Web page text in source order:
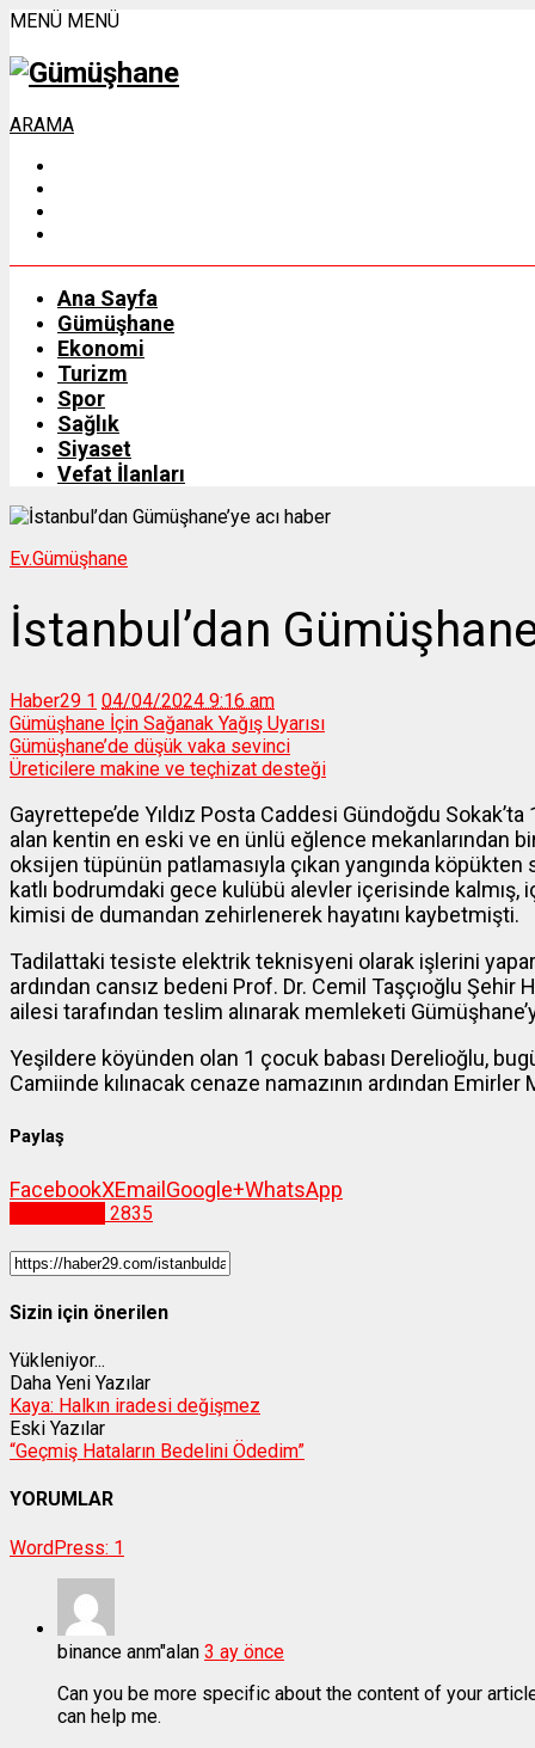
MENÜ MENÜ
ARAMA
Ana Sayfa
Gümüşhane
Ekonomi
Turizm
Spor
Sağlık
Siyaset
Vefat İlanları
Ev.Gümüşhane
İstanbul’dan
Haber29 1 04/04/2024 9:16 am
Gümüşhane İçin Sağanak Yağış Uyarısı
Gümüşhane’de düşük vaka sevinci
Üreticilere makine ve teçhizat desteği
Gayrettepe’de Yıldız Posta Caddesi Gündoğdu
alan kentin en eski ve en ünlü eğlence mekanlarından
oksijen tüpünün patlamasıyla çıkan yangında
katlı bodrumdaki gece kulübü alevler içerisinde
kimisi de dumandan zehirlenerek hayatını kaybetmişti.
Tadilattaki tesiste elektrik teknisyeni olarak işlerini
ardından cansız bedeni Prof. Dr. Cemil Taşçıoğlu Şehir
ailesi tarafından teslim alınarak memleketi
Yeşildere köyünden olan 1 çocuk babası Derelioğlu,
Camiinde kılınacak cenaze namazının ardından
Paylaş
FacebookXEmail Google+WhatsApp
2835
Sizin için önerilen
Yükleniyor...
Daha Yeni Yazılar
Kaya: Halkın iradesi değişmez
Eski Yazılar
“Geçmiş Hataların Bedelini Ödedim”
YORUMLAR
WordPress: 1
binance anm"alan 3 ay önce
Can you be more specific about the content of your
can help me.